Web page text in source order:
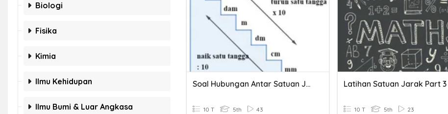
Biologi
Fisika
Kimia
Ilmu Kehidupan
Ilmu Bumi & Luar Angkasa
Soal Hubungan Antar Satuan Jarak Kelas 5
10 T 5th 43
Latihan Satuan Jarak Part 3
10 T 5th 23